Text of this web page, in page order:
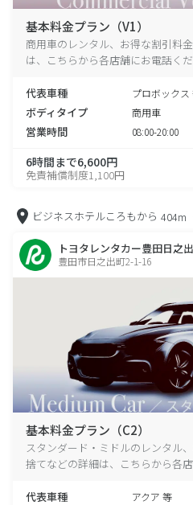
基本料金プラン（V1）
商用車のレンタル、お得な割引料
は、こちらから各店舗にお電話くだ
代表車種 プロボックス
ボディタイプ 商用車
営業時間 08:00-20:00
6時間まで6,600円
免責補償制度1,100円
ビジネスホテルころもから 404m
トヨタレンタカー豊田日之出
豊田市日之出町2-1-16
基本料金プラン（C2）
スタンダード・ミドルのレンタル
捨てなどの詳細は、こちらから各
代表車種 アクア 等